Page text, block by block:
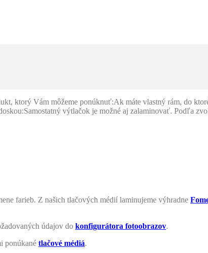
ktorý Vám môžeme ponúknuť:Ak máte vlastný rám, do
Samostatný výtlačok je možné aj zalaminovať. Podľa
farieb. Z našich tlačových médií laminujeme výhradne
údajov do konfigurátora fotoobrazov.
ponúkané tlačové médiá.